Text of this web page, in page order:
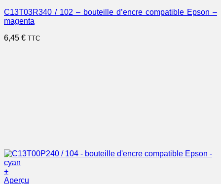
C13T03R340 / 102 – bouteille d’encre compatible Epson –
magenta
6,45 € TTC
+
Aperçu